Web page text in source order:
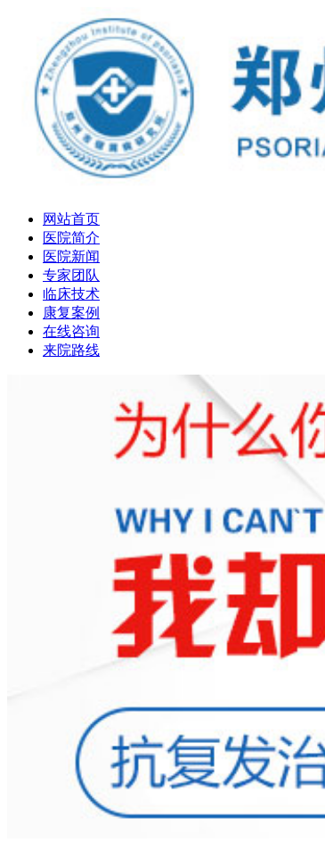
网站首页
医院简介
医院新闻
专家团队
临床技术
康复案例
在线咨询
来院路线